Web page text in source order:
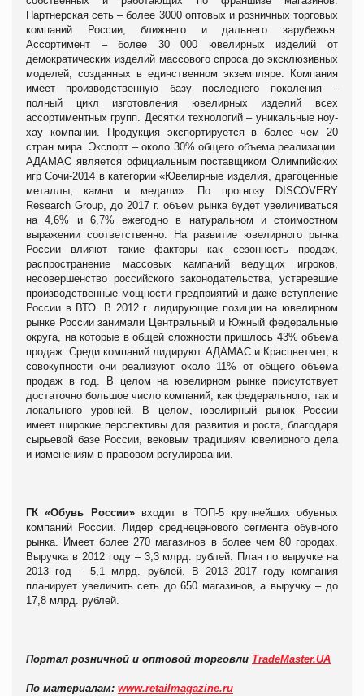
Партнерская сеть – более 3000 оптовых и розничных торговых
компаний России, ближнего и дальнего зарубежья.
Ассортимент – более 30 000 ювелирных изделий от
демократических изделий массового спроса до эксклюзивных
моделей, созданных в единственном экземпляре. Компания
имеет производственную базу последнего поколения –
полный цикл изготовления ювелирных изделий всех
ассортиментных групп. Десятки технологий – уникальные ноу-
хау компании. Продукция экспортируется в более чем 20
стран мира. Экспорт – около 30% общего объема реализации.
АДАМАС является официальным поставщиком Олимпийских
игр Сочи-2014 в категории «Ювелирные изделия, драгоценные
металлы, камни и медали». По прогнозу DISCOVERY
Research Group, до 2017 г. объем рынка будет увеличиваться
на 4,6% и 6,7% ежегодно в натуральном и стоимостном
выражении соответственно. На развитие ювелирного рынка
России влияют такие факторы как сезонность продаж,
распространение массовых кампаний ведущих игроков,
несовершенство российского законодательства, устаревшие
производственные мощности предприятий и даже вступление
России в ВТО. В 2012 г. лидирующие позиции на ювелирном
рынке России занимали Центральный и Южный федеральные
округа, на которые в общей сложности пришлось 43% объема
продаж. Среди компаний лидируют АДАМАС и Красцветмет, в
совокупности они реализуют около 11% от общего объема
продаж в год. В целом на ювелирном рынке присутствует
достаточно большое число компаний, как федерального, так и
локального уровней. В целом, ювелирный рынок России
имеет широкие перспективы для развития и роста, благодаря
сырьевой базе России, вековым традициям ювелирного дела
и изменениям в правовом регулировании.
ГК «Обувь России» входит в ТОП-5 крупнейших обувных
компаний России. Лидер среднеценового сегмента обувного
рынка. Имеет более 270 магазинов в более чем 80 городах.
Выручка в 2012 году – 3,3 млрд. рублей. План по выручке на
2013 год – 5,1 млрд. рублей. В 2013–2017 году компания
планирует увеличить сеть до 650 магазинов, а выручку – до
17,8 млрд. рублей.
Портал розничной и оптовой торговли TradeMaster.UA
По материалам: www.retailmagazine.ru